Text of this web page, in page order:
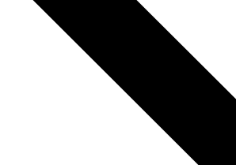
智能辅办 | 要素提取 | 自动立案 | 流程智动
人才培养 | 智能教具 | 智能实训 | 课程共创